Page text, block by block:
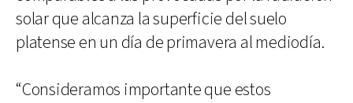
solar que alcanza la superficie del suelo
platense en un día de primavera al mediodía.
“Consideramos importante que estos